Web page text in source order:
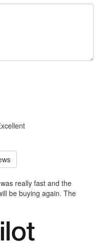
really fast and the
be buying again. The